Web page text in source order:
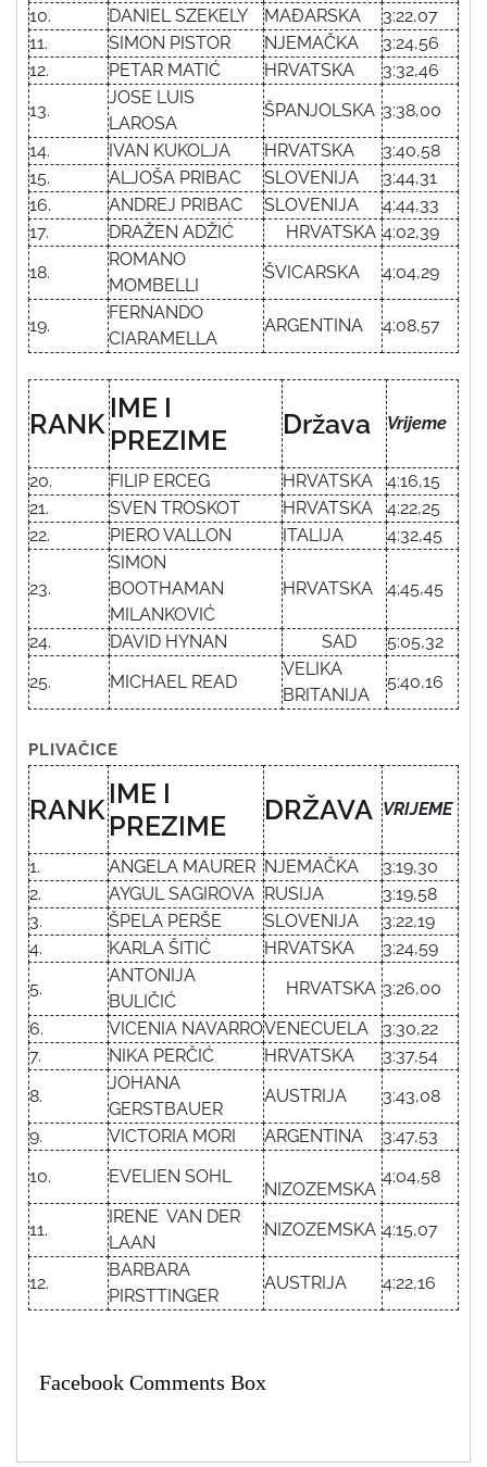
10.
DANIEL SZEKELY MAĐARSKA
3:22,07
11.
SIMON PISTOR NJEMAČKA
3:24,56
12.
PETAR MATIĆ HRVATSKA
3:32,46
13.
JOSE LUIS
LAROSA
ŠPANJOLSKA 3:38,00
14.
IVAN KUKOLJA HRVATSKA
3:40,58
15.
ALJOŠA PRIBAC SLOVENIJA
3:44,31
16.
ANDREJ PRIBAC SLOVENIJA
4:44,33
17.
DRAŽEN ADŽIĆ HRVATSKA 4:02,39
18.
ROMANO
MOMBELLI
ŠVICARSKA 4:04,29
19.
FERNANDO
CIARAMELLA
ARGENTINA 4:08,57
RANK IME I
PREZIME
Država Vrijeme
20. FILIP ERCEG HRVATSKA
4:16,15
21.
SVEN TROSKOT HRVATSKA
4:22,25
22.
PIERO VALLON ITALIJA 4:32,45
23.
SIMON
BOOTHAMAN
MILANKOVIĆ
HRVATSKA 4;45,45
24. DAVID HYNAN SAD
5:05,32
25.
MICHAEL READ
VELIKA
BRITANIJA
5:40,16
PLIVAČICE
RANK IME I
PREZIME
DRŽAVA VRIJEME
1. ANGELA MAURER NJEMAČKA
3:19,30
2.
AYGUL SAGIROVA RUSIJA
3:19,58
3.
ŠPELA PERŠE SLOVENIJA
3:22,19
4.
KARLA ŠITIĆ HRVATSKA
3:24,59
5.
ANTONIJA
BULIČIĆ
HRVATSKA 3:26,00
6.
VICENIA NAVARROVENECUELA
3:30,22
7.
NIKA PERČIĆ HRVATSKA
3:37,54
8.
JOHANA
GERSTBAUER
AUSTRIJA
3:43,08
9.
VICTORIA MORI ARGENTINA
3:47,53
10.
EVELIEN SOHL
NIZOZEMSKA
4:04,58
11.
IRENE VAN DER
LAAN
NIZOZEMSKA 4:15,07
12.
BARBARA
PIRSTTINGER
AUSTRIJA 4:22,16
Facebook Comments Box